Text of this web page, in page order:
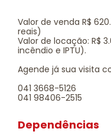
Valor de venda R$
reais)
Valor de locação: R$
incêndio e IPTU).
Agende já sua visita
041 3668-5126
041 98406-2515
Dependências